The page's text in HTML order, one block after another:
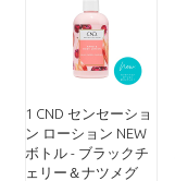
1 CND センセーショ
ン ローション NEW
ボトル - ブラックチ
ェリー＆ナツメグ